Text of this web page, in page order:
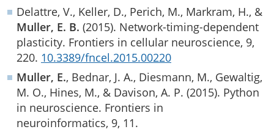
Delattre, V., Keller, D., Perich, M., Markram, H., &
Muller, E. B. (2015). Network-timing-dependent
plasticity. Frontiers in cellular neuroscience, 9,
220. 10.3389/fncel.2015.00220
Muller, E., Bednar, J. A., Diesmann, M., Gewaltig,
M. O., Hines, M., & Davison, A. P. (2015). Python
in neuroscience. Frontiers in
neuroinformatics, 9, 11.